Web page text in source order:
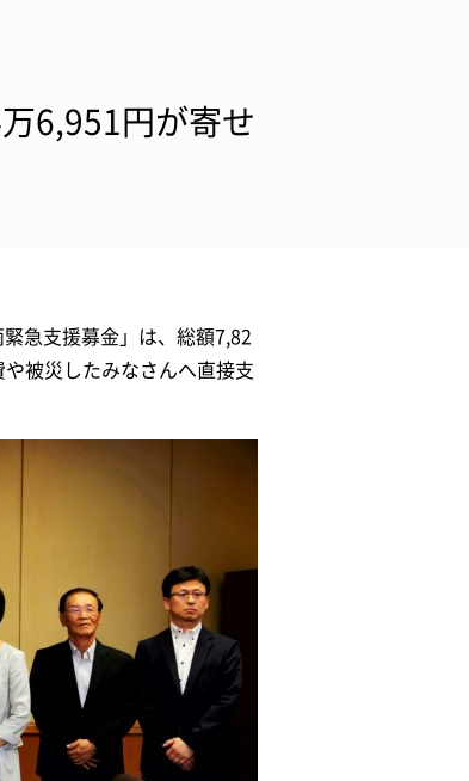
6,951円が寄せ
急支援募金」は、総額7,82
被災したみなさんへ直接支